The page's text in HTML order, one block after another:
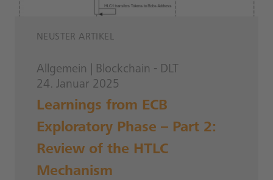
NEUSTER ARTIKEL
Allgemein
Blockchain - DLT
24. Januar 2025
Learnings from ECB
Exploratory Phase – Part 2:
Review of the HTLC
Mechanism